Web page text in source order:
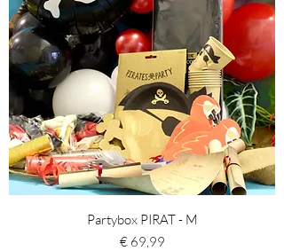
Partybox PIRAT - M
Preis
€ 69,99